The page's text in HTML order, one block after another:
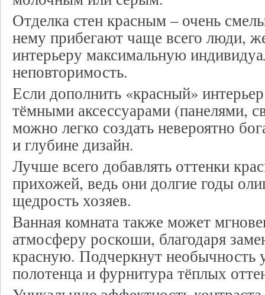
Отделка стен красным – очень
нему прибегают чаще всего люди,
интерьеру максимальную
неповторимость.
Если дополнить «красный»
тёмными аксессуарами (панелями,
можно легко создать невероятно
и глубине дизайн.
Лучше всего добавлять оттенки
прихожей, ведь они долгие годы
щедрость хозяев.
Ванная комната также может
атмосферу роскоши, благодаря
красную. Подчеркнут необычность
полотенца и фурнитура тёплых